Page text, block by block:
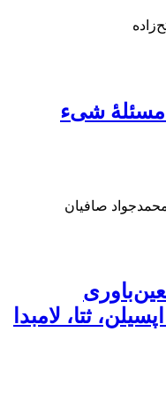
مسئلۀ شیء
صافیان
ثتا، لامبدا